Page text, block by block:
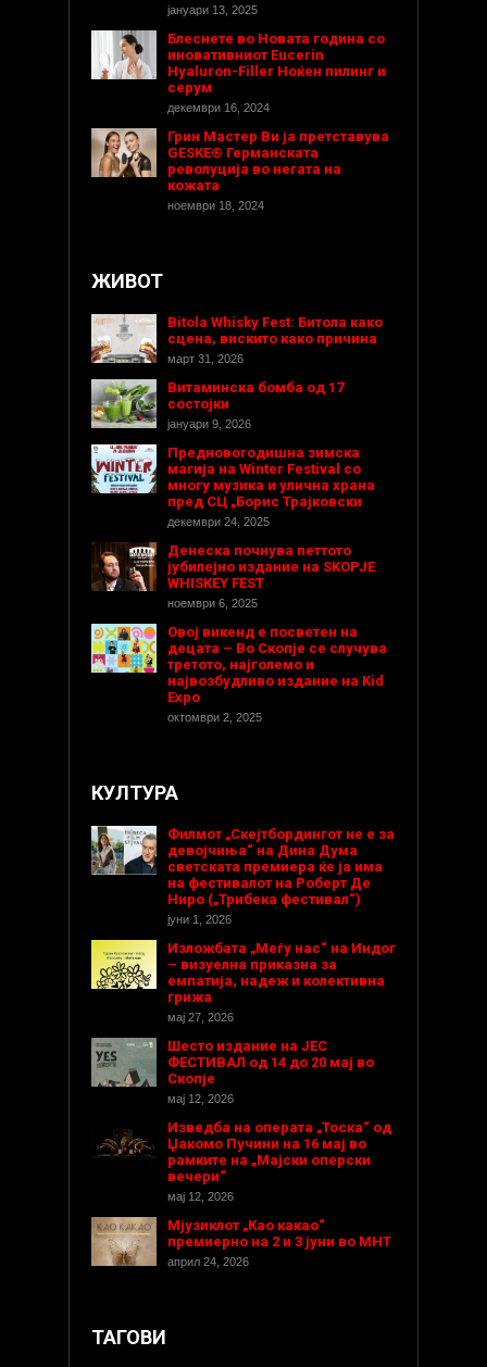
јануари 13, 2025
Блеснете во Новата година со
иновативниот Eucerin
Hyaluron-Filler Ноќен пилинг и
серум
декември 16, 2024
Грин Мастер Ви ја претставува
GESKE® Германската
револуција во негата на
кожата
ноември 18, 2024
ЖИВОТ
Bitola Whisky Fest: Битола како
сцена, вискито како причина
март 31, 2026
Витаминска бомба од 17
состојки
јануари 9, 2026
Предновогодишнa зимска
магија на Winter Festival со
многу музика и улична храна
пред СЦ „Борис Трајковски
декември 24, 2025
Денеска почнува петтото
јубилејно издание на SKOPJE
WHISKEY FEST
ноември 6, 2025
Овој викенд е посветен на
децата – Во Скопје се случува
третото, најголемо и
највозбудливо издание на Kid
Expo
октомври 2, 2025
КУЛТУРА
Филмот „Скејтбордингот не е за
девојчиња“ на Дина Дума
светската премиера ќе ја има
на фестивалот на Роберт Де
Ниро („Трибека фестивал“)
јуни 1, 2026
Изложбата „Меѓу нас“ на Индог
– визуелна приказна за
емпатија, надеж и колективна
грижа
мај 27, 2026
Шесто издание на ЈЕС
ФЕСТИВАЛ од 14 до 20 мај во
Скопје
мај 12, 2026
Изведба на операта „Тоска“ од
Џакомо Пучини на 16 мај во
рамките на „Мајски оперски
вечери“
мај 12, 2026
Мјузиклот „Као какао“
премиерно на 2 и 3 јуни во МНТ
април 24, 2026
ТАГОВИ